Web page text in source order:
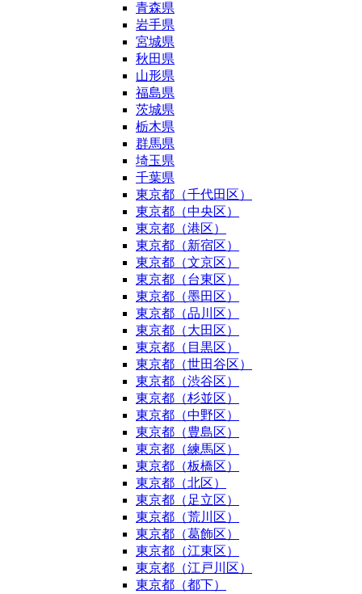
青森県
岩手県
宮城県
秋田県
山形県
福島県
茨城県
栃木県
群馬県
埼玉県
千葉県
東京都（千代田区）
東京都（中央区）
東京都（港区）
東京都（新宿区）
東京都（文京区）
東京都（台東区）
東京都（墨田区）
東京都（品川区）
東京都（大田区）
東京都（目黒区）
東京都（世田谷区）
東京都（渋谷区）
東京都（杉並区）
東京都（中野区）
東京都（豊島区）
東京都（練馬区）
東京都（板橋区）
東京都（北区）
東京都（足立区）
東京都（荒川区）
東京都（葛飾区）
東京都（江東区）
東京都（江戸川区）
東京都（都下）